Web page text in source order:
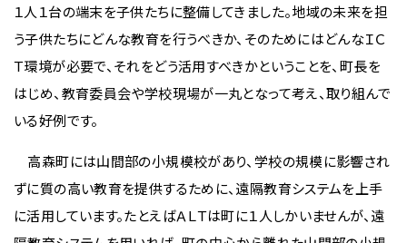
１人１台の端末を子供たちに整備してきました。地域の未来を担
う子供たちにどんな教育を行うべきか、そのためにはどんなＩＣ
Ｔ環境が必要で、それをどう活用すべきかということを、町長を
はじめ、教育委員会や学校現場が一丸となって考え、取り組んで
いる好例です。
高森町には山間部の小規模校があり、学校の規模に影響され
ずに質の高い教育を提供するために、遠隔教育システムを上手
に活用しています。たとえばＡＬＴは町に１人しかいませんが、遠